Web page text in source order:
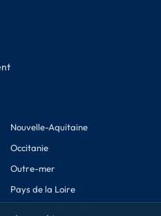
Nouvelle-Aquitaine
Occitanie
Outre-mer
Pays de la Loire